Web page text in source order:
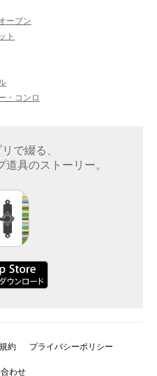
ーブン
ト
・コンロ
で綴る、
具のストーリー。
約 プライバシーポリシー
わせ